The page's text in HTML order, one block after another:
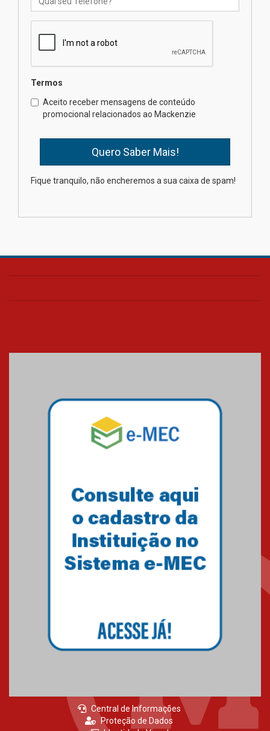
calouros do segundo semestre
04.08.2026
Brasília prepara seus
estudantes para o PAS antes
mesmo do Ensino Médio
na educação dos filhos além da
Termos
Aceito receber mensagens de conteúdo
promocional relacionados ao Mackenzie
Fique tranquilo, não encheremos a sua caixa de spam!
Central de Informações
Proteção de Dados